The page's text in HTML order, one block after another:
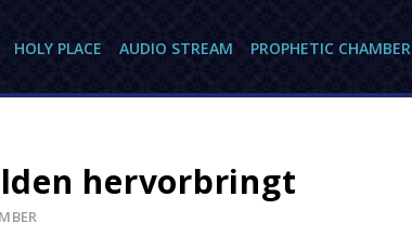
HOLY PLACE AUDIO STREAM PROPHETIC CHAMBER
hervorbringt